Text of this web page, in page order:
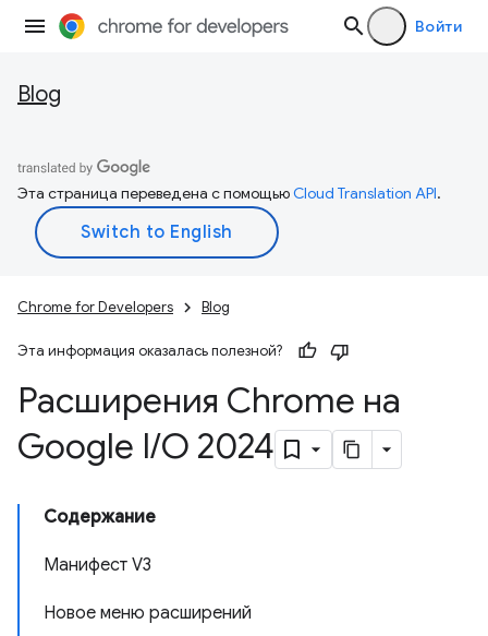
Войти
Blog
Эта страница переведена с помощьюCloud Translation API.
Chrome for Developers Blog
Эта информация оказалась полезной?
Расширения Chrome на
Google I/O 2024
Содержание
Манифест V3
Новое меню расширений